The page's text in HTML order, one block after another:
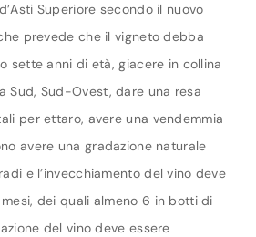
Superiore secondo il nuovo
prevede che il vigneto debba
sette anni di età, giacere in collina
Sud, Sud-Ovest, dare una resa
per ettaro, avere una vendemmia
avere una gradazione naturale
e l’invecchiamento del vino deve
dei quali almeno 6 in botti di
del vino deve essere